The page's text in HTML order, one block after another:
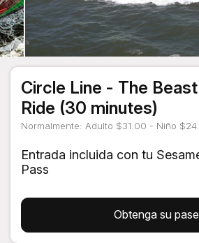
Circle Line - The
Ride (30 minutes)
Normalmente: Adulto $31.00 - Niño
Entrada incluida con tu
Pass
Obtenga su pase